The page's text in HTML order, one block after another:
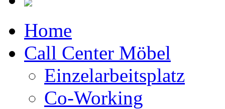
Home
Call Center Möbel
Einzelarbeitsplatz
Co-Working